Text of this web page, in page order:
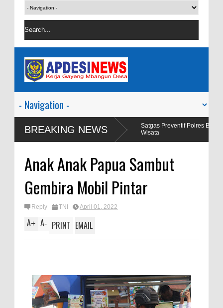
BREAKING NEWS
Viral Salah
Satgas Preventif Polres Blora Patroli Keamanan
Wisata
Anak Anak Papua Sambut
Gembira Mobil Pintar
Reply TNI April 01, 2022
A+ A- PRINT EMAIL